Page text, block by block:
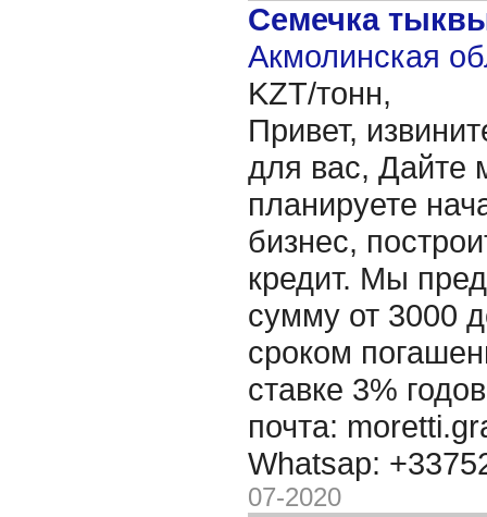
Семечка
Акмолинская
KZT/тонн,
Привет,
для вас, Дайте
планируете
бизнес,
кредит. Мы
сумму от 3000
сроком
ставке 3%
почта:
Whatsap:
07-2020